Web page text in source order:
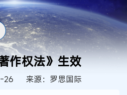
作权法》生效
26
来源：罗思国际